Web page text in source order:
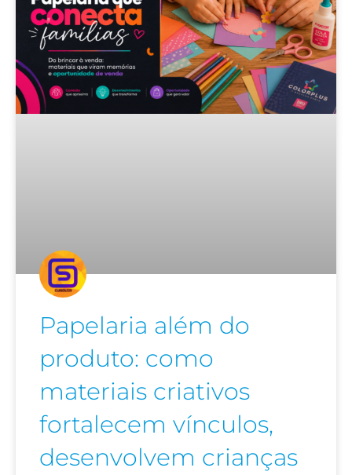
Papelaria além do
produto: como
materiais criativos
fortalecem vínculos,
desenvolvem crianças